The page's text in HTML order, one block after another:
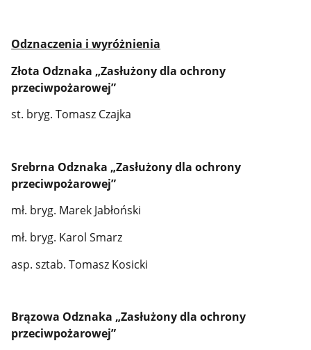
Odznaczenia i wyróżnienia
Złota Odznaka „Zasłużony dla ochrony
przeciwpożarowej”
st. bryg. Tomasz Czajka
Srebrna Odznaka „Zasłużony dla ochrony
przeciwpożarowej”
mł. bryg. Marek Jabłoński
mł. bryg. Karol Smarz
asp. sztab. Tomasz Kosicki
Brązowa Odznaka „Zasłużony dla ochrony
przeciwpożarowej”